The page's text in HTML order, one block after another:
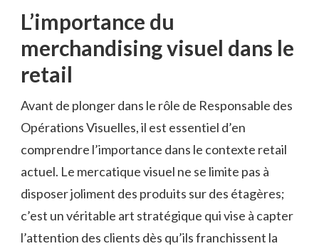
L’importance du
merchandising visuel dans le
retail
Avant de plonger dans le rôle de Responsable des
Opérations Visuelles, il est essentiel d’en
comprendre l’importance dans le contexte retail
actuel. Le mercatique visuel ne se limite pas à
disposer joliment des produits sur des étagères;
c’est un véritable art stratégique qui vise à capter
l’attention des clients dès qu’ils franchissent la